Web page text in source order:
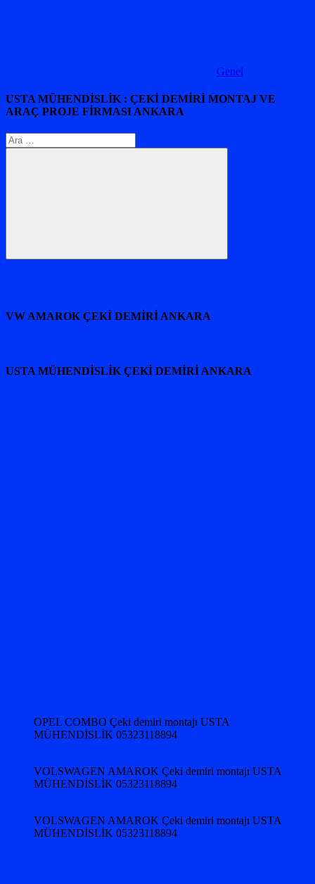
Genel
USTA MÜHENDİSLİK : ÇEKİ DEMİRİ MONTAJ VE
ARAÇ PROJE FİRMASI ANKARA
Arama:
Ara
VW AMAROK ÇEKİ DEMİRİ ANKARA
USTA MÜHENDİSLİK ÇEKİ DEMİRİ ANKARA
OPEL COMBO Çeki demiri montajı USTA
MÜHENDİSLİK 05323118894
VOLSWAGEN AMAROK Çeki demiri montajı USTA
MÜHENDİSLİK 05323118894
VOLSWAGEN AMAROK Çeki demiri montajı USTA
MÜHENDİSLİK 05323118894